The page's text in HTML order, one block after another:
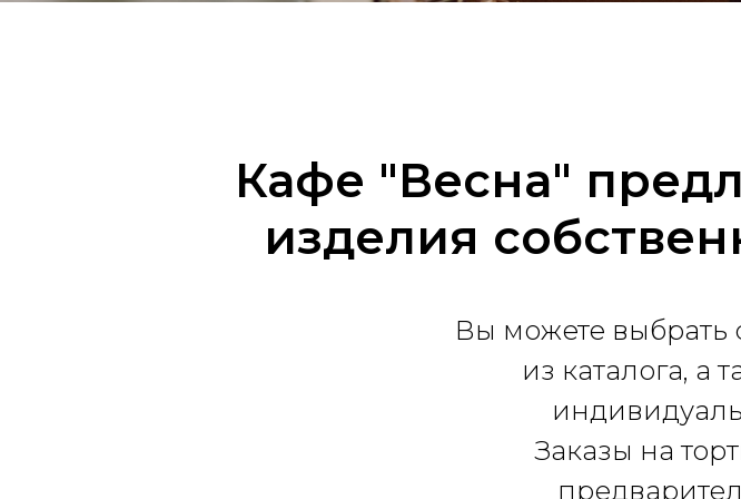
Кафе "Весна"
изделия
Вы можете выбрать
из каталога, а
Заказы на